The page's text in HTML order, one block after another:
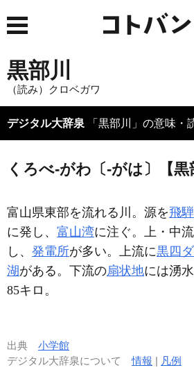
黒部川
（読み）クロベガワ
デジタル大辞泉 「黒部川」の意味・
くろべ‐がわ〔‐がは〕【黒
富山県東部を流れる川。源を飛
に発し、 富山湾に注ぐ。上・中
し、 発電所が多い。上流に黒四
湖がある。下流の扇状地には湧
85キロ。
出典 小学館
デジタル大辞泉について情報 | 凡例